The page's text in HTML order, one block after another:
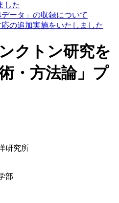
した
データ」の収録について
の追加実施をいたしました
クトン研究を
・方法論」プ
研究所
部